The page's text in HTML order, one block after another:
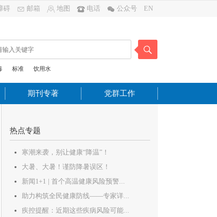
碍 邮箱 地图 电话 公众号 EN
标准 饮用水
期刊专著 党群工作
热点专题
寒潮来袭，别让健康“降温”！
大暑、大暑！谨防降暑误区！
新闻1+1 | 首个高温健康风险预警...
助力构筑全民健康防线——专家详...
疾控提醒：近期这些疾病风险可能...